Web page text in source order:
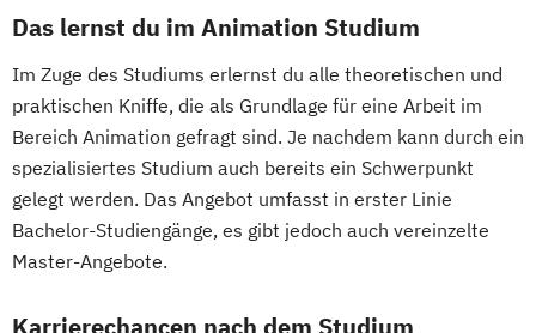
Das lernst du im Animation Studium
Im Zuge des Studiums erlernst du alle theoretischen und
praktischen Kniffe, die als Grundlage für eine Arbeit im
Bereich Animation gefragt sind. Je nachdem kann durch ein
spezialisiertes Studium auch bereits ein Schwerpunkt
gelegt werden. Das Angebot umfasst in erster Linie
Bachelor-Studiengänge, es gibt jedoch auch vereinzelte
Master-Angebote.